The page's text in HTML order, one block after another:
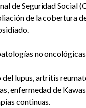
de Seguridad Social
de la cobertura
no
lupus, artritis
enfermedad de
continuas.